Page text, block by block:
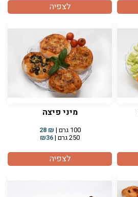
לצפיה
מיני פיצה
100 גרם | ₪
28
250 גרם | ₪36
לצפיה